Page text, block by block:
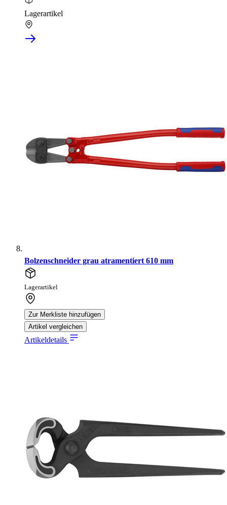
Lagerartikel
Bolzenschneider grau atramentiert 610 mm
Lagerartikel
Zur Merkliste hinzufügen
Artikel vergleichen
Artikeldetails